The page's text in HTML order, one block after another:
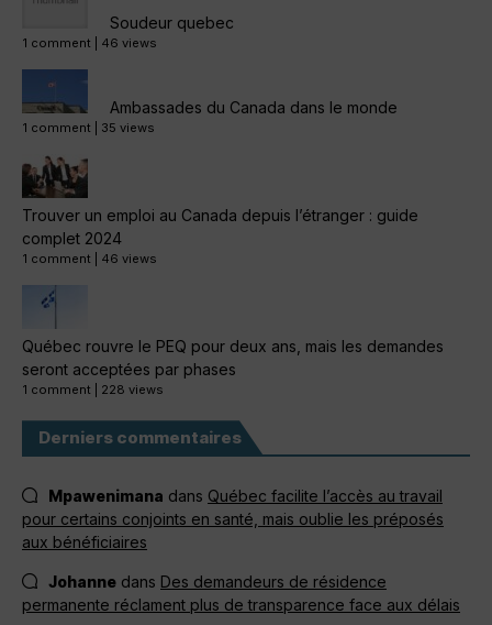
Soudeur quebec
1 comment 46 views
Ambassades du Canada dans le monde
1 comment 35 views
Trouver un emploi au Canada depuis l’étranger : guide
complet 2024
1 comment 46 views
Québec rouvre le PEQ pour deux ans, mais les demandes
seront acceptées par phases
1 comment 228 views
Derniers commentaires
Mpawenimana dans Québec facilite l’accès au travail
pour certains conjoints en santé, mais oublie les préposés
aux bénéficiaires
Johanne dans Des demandeurs de résidence
permanente réclament plus de transparence face aux délais